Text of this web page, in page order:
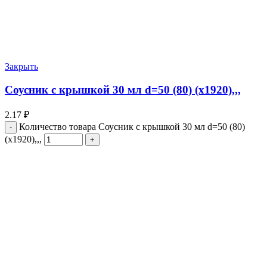
Закрыть
Соусник с крышкой 30 мл d=50 (80) (х1920),,,
2.17 ₽
Количество товара Соусник с крышкой 30 мл d=50 (80)
(х1920),,,